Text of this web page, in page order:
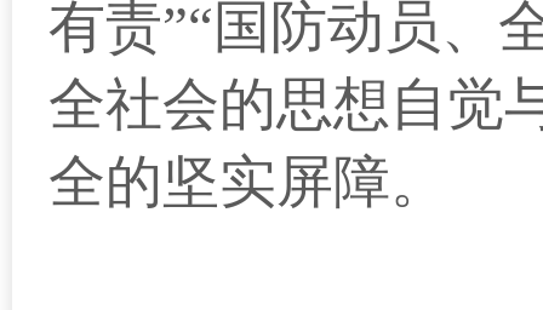
有责”“国防动员、
全社会的思想自觉
全的坚实屏障。